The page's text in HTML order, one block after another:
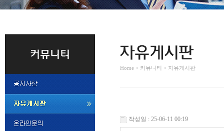
Home > 커뮤니티 > 자유게시판
프
진
작성일 : 25-06-11 00:19